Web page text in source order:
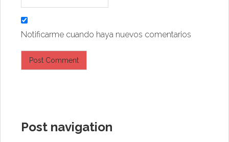
Notificarme cuando haya nuevos comentarios
Post navigation